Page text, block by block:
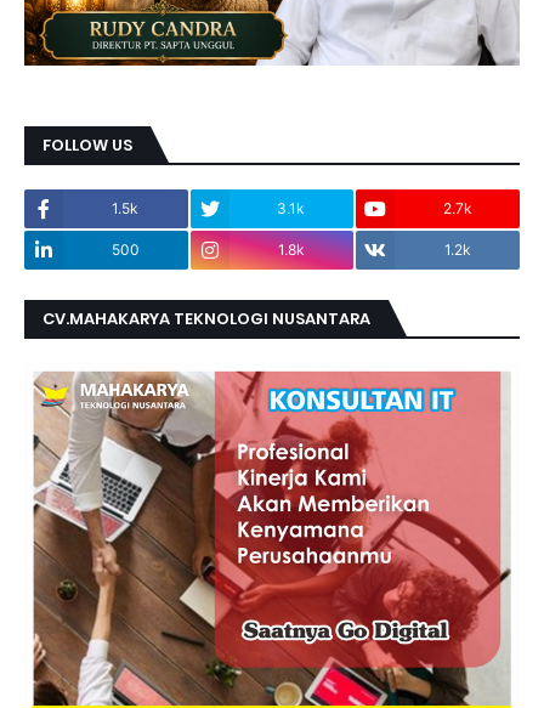
FOLLOW US
1.5k 3.1k 2.7k
500 1.8k 1.2k
CV.MAHAKARYA TEKNOLOGI NUSANTARA